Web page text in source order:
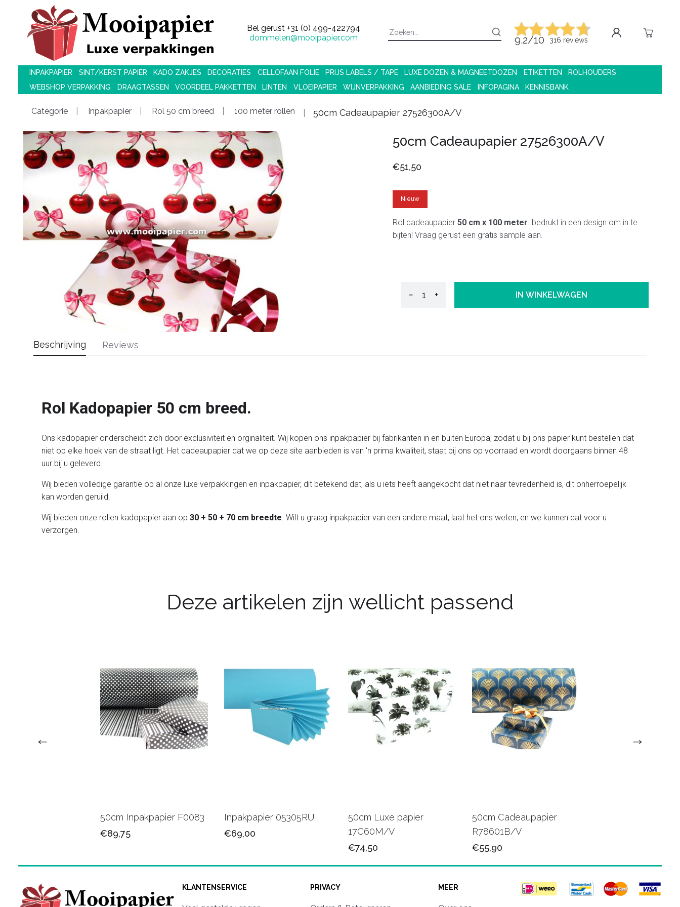
Bel gerust +31 (0) 499-422794
dommelen@mooipapier.com
9.2/10 316 reviews
INPAKPAPIER SINT/KERST PAPIER KADO ZAKJES DECORATIES CELLOFAAN FOLIE PRIJS LABELS / TAPE LUXE DOZEN & MAGNEETDOZEN ETIKETTEN
ROLHOUDERS
WEBSHOP VERPAKKING
DRAAGTASSEN VOORDEEL PAKKETTEN LINTEN VLOEIPAPIER WIJNVERPAKKING AANBIEDING SALE INFOPAGINA KENNISBANK
Categorie Inpakpapier Rol 50 cm breed 100 meter rollen 50cm Cadeaupapier 27526300A/V
50cm Cadeaupapier 27526300A/V
€51,50
Nieuw
Rol cadeaupapier 50 cm x 100 meter . bedrukt in een design om in te
bijten! Vraag gerust een gratis sample aan.
− + IN WINKELWAGEN
Beschrijving
Rol Kadopapier 50 cm breed.
Ons kadopapier onderscheidt zich door exclusiviteit en orginaliteit. Wij kopen ons inpakpapier bij fabrikanten in en buiten Europa, zodat u bij ons papier kunt bestellen dat
niet op elke hoek van de straat ligt. Het cadeaupapier dat we op deze site aanbieden is van 'n prima kwaliteit, staat bij ons op voorraad en wordt doorgaans binnen 48
uur bij u geleverd.
Wij bieden volledige garantie op al onze luxe verpakkingen en inpakpapier, dit betekend dat, als u iets heeft aangekocht dat niet naar tevredenheid is, dit onherroepelijk
kan worden geruild.
Wij bieden onze rollen kadopapier aan op 30 + 50 + 70 cm breedte. Wilt u graag inpakpapier van een andere maat, laat het ons weten, en we kunnen dat voor u
verzorgen.
Reviews
Deze artikelen zijn wellicht passend
50cm Inpakpapier F0083
€89,75
Inpakpapier 05305RU
€69,00
50cm Luxe papier
17C60M/V
€74,50
50cm Cadeaupapier
R78601B/V
€55,90
KLANTENSERVICE PRIVACY MEER